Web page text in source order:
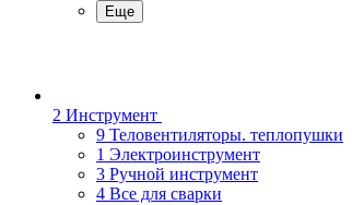
Еще
2 Инструмент
9 Теловентиляторы. теплопушки
1 Электроинструмент
3 Ручной инструмент
4 Все для сварки